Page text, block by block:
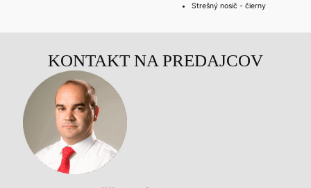
KONTAKT NA PREDAJCOV
Strešný nosič - čierny